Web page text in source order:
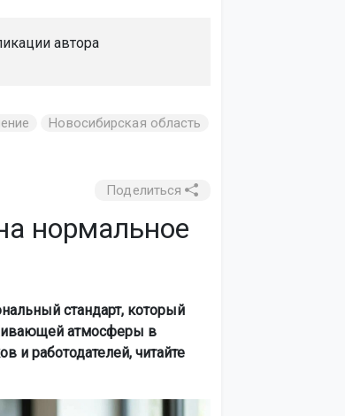
автора
Новосибирская область
Поделиться
нормальное
стандарт, который
атмосферы в
и работодателей, читайте